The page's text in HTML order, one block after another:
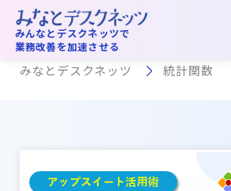
みんなとデスクネッツで
業務改善を加速させる
統計関数
みなとデスクネッツ 統計関数